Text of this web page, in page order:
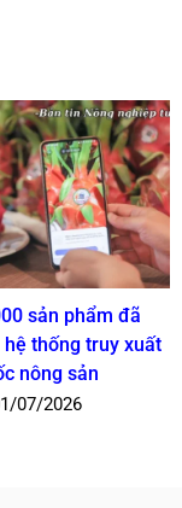
sản phẩm đã
thống truy xuất
nông sản
07/2026